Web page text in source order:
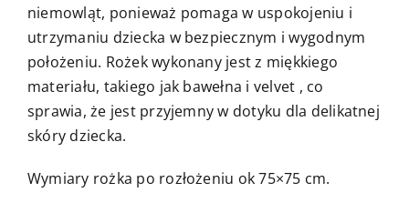
niemowląt, ponieważ pomaga w uspokojeniu i
utrzymaniu dziecka w bezpiecznym i wygodnym
położeniu. Rożek wykonany jest z miękkiego
materiału, takiego jak bawełna i velvet , co
sprawia, że jest przyjemny w dotyku dla delikatnej
skóry dziecka.
Wymiary rożka po rozłożeniu ok 75×75 cm.